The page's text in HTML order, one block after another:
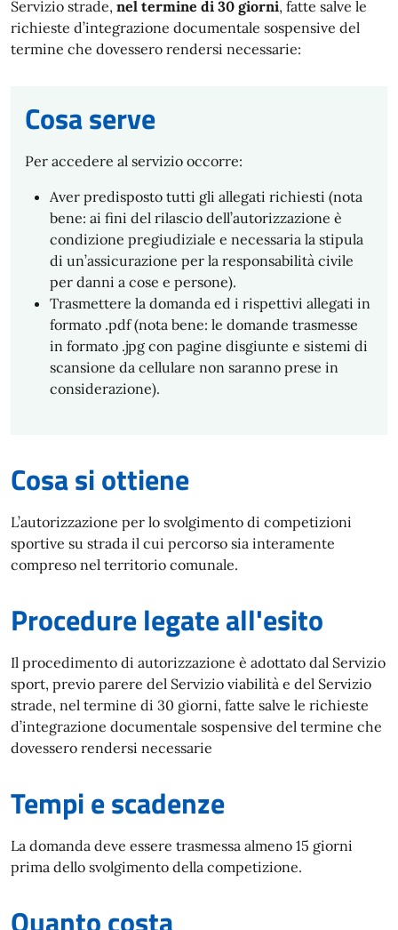
Servizio strade, nel termine di 30 giorni, fatte salve le
richieste d’integrazione documentale sospensive del
termine che dovessero rendersi necessarie:
Cosa serve
Per accedere al servizio occorre:
Aver predisposto tutti gli allegati richiesti (nota
bene: ai fini del rilascio dell’autorizzazione è
condizione pregiudiziale e necessaria la stipula
di un’assicurazione per la responsabilità civile
per danni a cose e persone).
Trasmettere la domanda ed i rispettivi allegati in
formato .pdf (nota bene: le domande trasmesse
in formato .jpg con pagine disgiunte e sistemi di
scansione da cellulare non saranno prese in
considerazione).
Cosa si ottiene
L’autorizzazione per lo svolgimento di competizioni
sportive su strada il cui percorso sia interamente
compreso nel territorio comunale.
Procedure legate all'esito
Il procedimento di autorizzazione è adottato dal Servizio
sport, previo parere del Servizio viabilità e del Servizio
strade, nel termine di 30 giorni, fatte salve le richieste
d’integrazione documentale sospensive del termine che
dovessero rendersi necessarie
Tempi e scadenze
La domanda deve essere trasmessa almeno 15 giorni
prima dello svolgimento della competizione.